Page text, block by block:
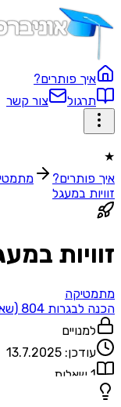
איך פותרים?
תרגול
צור קשר
★
איך פותרים?
זוויות במעגל
זוויות
מתמטיקה
הכנה לבגרות 804 (שאלון 481)
למנויים
עודכן: 13.7.2025
1 שאלות